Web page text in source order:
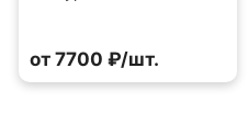
от 7700 ₽/шт.